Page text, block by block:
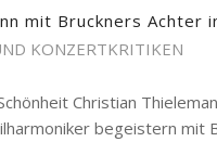
mit Bruckners Achter
KONZERTKRITIKEN
Christian
begeistern mit